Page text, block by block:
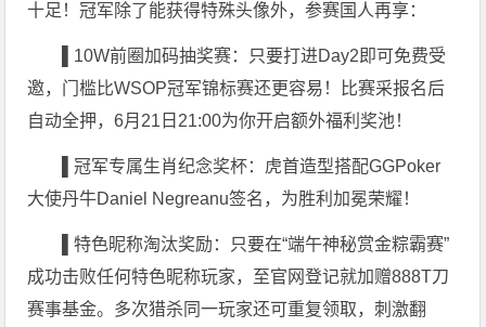
十足！冠军除了能获得特殊头像外，参赛国人再享：
▌10W前圈加码抽奖赛：只要打进Day2即可免费受
邀，门槛比WSOP冠军锦标赛还更容易！比赛采报名后
自动全押，6月21日21:00为你开启额外福利奖池！
▌冠军专属生肖纪念奖杯：虎首造型搭配GGPoker
大使丹牛Daniel Negreanu签名，为胜利加冕荣耀！
▌特色昵称淘汰奖励：只要在“端午神秘赏金粽霸赛”
成功击败任何特色昵称玩家，至官网登记就加赠888T刀
赛事基金。多次猎杀同一玩家还可重复领取，刺激翻